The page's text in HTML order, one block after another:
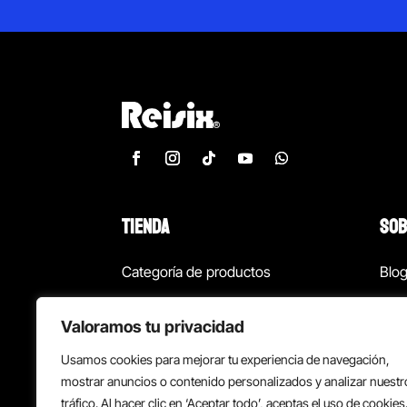
Valoramos tu privacidad
Usamos cookies para mejorar tu experiencia de navegación,
mostrar anuncios o contenido personalizados y analizar
tráfico. Al hacer clic en ‘Aceptar todo’, aceptas el uso de cookies.
TIENDA
Categoría de productos
¡Las mejores ofertas!
Back to school
Blog